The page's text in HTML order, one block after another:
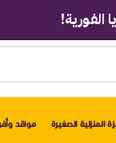
المنزلية الصغيرة مواقد
🚚